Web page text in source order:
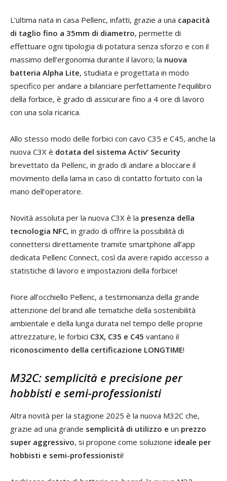
L’ultima nata in casa Pellenc, infatti, grazie a una capacità
di taglio fino a 35mm di diametro, permette di
effettuare ogni tipologia di potatura senza sforzo e con il
massimo dell’ergonomia durante il lavoro; la nuova
batteria Alpha Lite, studiata e progettata in modo
specifico per andare a bilanciare perfettamente l’equilibro
della forbice, è grado di assicurare fino a 4 ore di lavoro
con una sola ricarica.
Allo stesso modo delle forbici con cavo C35 e C45, anche la
nuova C3X è dotata del sistema Activ’ Security
brevettato da Pellenc, in grado di andare a bloccare il
movimento della lama in caso di contatto fortuito con la
mano dell’operatore.
Novità assoluta per la nuova C3X è la presenza della
tecnologia NFC, in grado di offrire la possibilità di
connettersi direttamente tramite smartphone all’app
dedicata Pellenc Connect, così da avere rapido accesso a
statistiche di lavoro e impostazioni della forbice!
Fiore all’occhiello Pellenc, a testimonianza della grande
attenzione del brand alle tematiche della sostenibilità
ambientale e della lunga durata nel tempo delle proprie
attrezzature, le forbici C3X, C35 e C45 vantano il
riconoscimento della certificazione LONGTIME!
M32C: semplicità e precisione per
hobbisti e semi-professionisti
Altra novità per la stagione 2025 è la nuova M32C che,
grazie ad una grande semplicità di utilizzo e un prezzo
super aggressivo, si propone come soluzione ideale per
hobbisti e semi-professionisti!